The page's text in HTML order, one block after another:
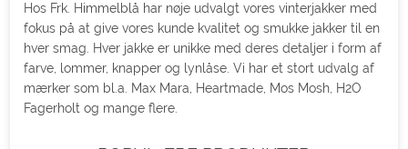
Hos Frk. Himmelblå har nøje udvalgt vores vinterjakker med
fokus på at give vores kunde kvalitet og smukke jakker til en
hver smag. Hver jakke er unikke med deres detaljer i form af
farve, lommer, knapper og lynlåse. Vi har et stort udvalg af
mærker som bl.a. Max Mara, Heartmade, Mos Mosh, H2O
Fagerholt og mange flere.